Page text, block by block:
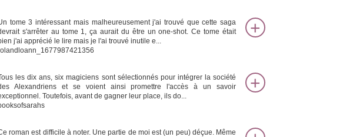
tome 3 intéressant mais malheureusement j'ai trouvé que cette saga
s'arrêter au tome 1, ça aurait du être un one-shot. Ce tome était
j'ai apprécié le lire mais je l'ai trouvé inutile e...
les dix ans, six magiciens sont sélectionnés pour intégrer la société
Alexandriens et se voient ainsi promettre l'accès à un savoir
Toutefois, avant de gagner leur place, ils do...
roman est difficile à noter. Une partie de moi est (un peu) déçue. Même